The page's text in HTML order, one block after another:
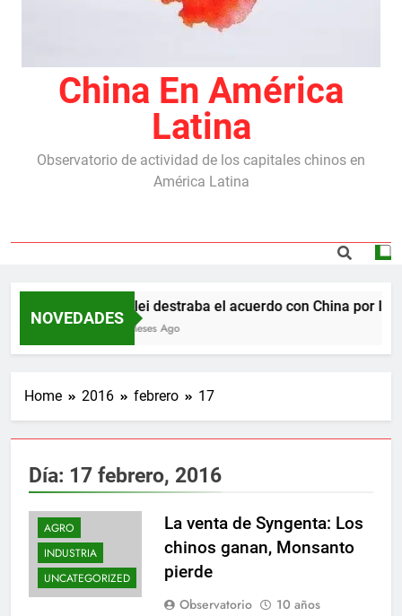
China En América
Latina
Observatorio de actividad de los capitales chinos en
América Latina
NOVEDADES
Milei destraba el acuerdo con China por las
5 Meses Ago
Home 2016 febrero 17
Día: 17 febrero, 2016
AGRO
INDUSTRIA
UNCATEGORIZED
La venta de Syngenta: Los
chinos ganan, Monsanto
pierde
Observatorio
10 años